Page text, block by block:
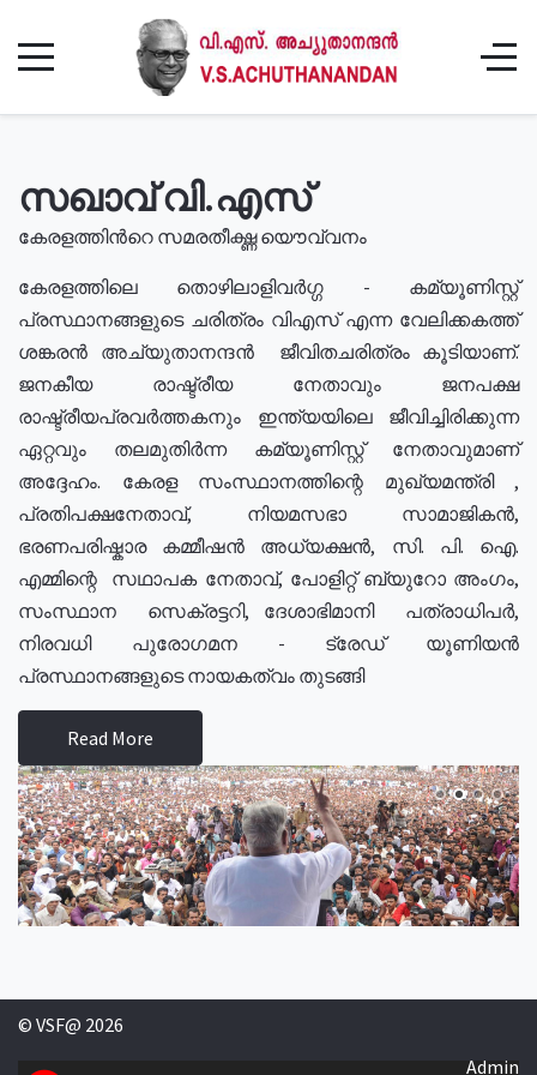
സഖാവ് വി.എസ്
കേരളത്തിൻറെ സമരതീക്ഷ്ണ യൌവ്വനം
കേരളത്തിലെ തൊഴിലാളിവർഗ്ഗ - കമ്യൂണിസ്റ്റ്
പ്രസ്ഥാനങ്ങളുടെ ചരിത്രം വിഎസ് എന്ന വേലിക്കകത്ത്
ശങ്കരൻ അച്യുതാനന്ദൻ ജീവിതചരിത്രം കൂടിയാണ്.
ജനകീയ രാഷ്ട്രീയ നേതാവും ജനപക്ഷ
രാഷ്ട്രീയപ്രവർത്തകനും ഇന്ത്യയിലെ ജീവിച്ചിരിക്കുന്ന
ഏറ്റവും തലമുതിർന്ന കമ്യൂണിസ്റ്റ് നേതാവുമാണ്
അദ്ദേഹം. കേരള സംസ്ഥാനത്തിന്റെ മുഖ്യമന്ത്രി ,
പ്രതിപക്ഷനേതാവ്, നിയമസഭാ സാമാജികൻ,
ഭരണപരിഷ്കാര കമ്മീഷൻ അധ്യക്ഷൻ, സി. പി. ഐ.
എമ്മിന്റെ സഥാപക നേതാവ്, പോളിറ്റ് ബ്യുറോ അംഗം,
സംസ്ഥാന സെക്രട്ടറി, ദേശാഭിമാനി പത്രാധിപർ,
നിരവധി പുരോഗമന - ട്രേഡ് യൂണിയൻ
പ്രസ്ഥാനങ്ങളുടെ നായകത്വം തുടങ്ങി
Read More
© VSF@ 2026
Admin